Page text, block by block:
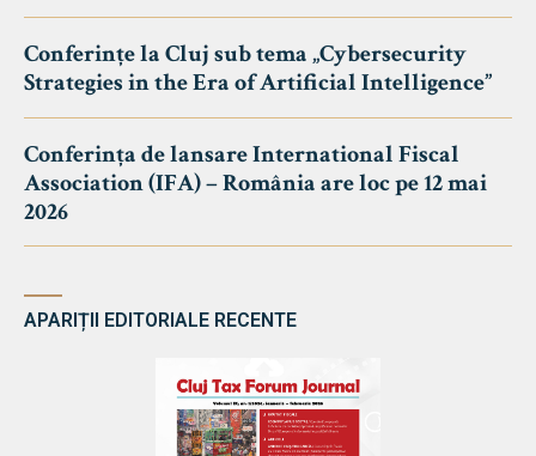
Conferințe la Cluj sub tema „Cybersecurity
Strategies in the Era of Artificial Intelligence”
Conferința de lansare International Fiscal
Association (IFA) – România are loc pe 12 mai
2026
APARIȚII EDITORIALE RECENTE